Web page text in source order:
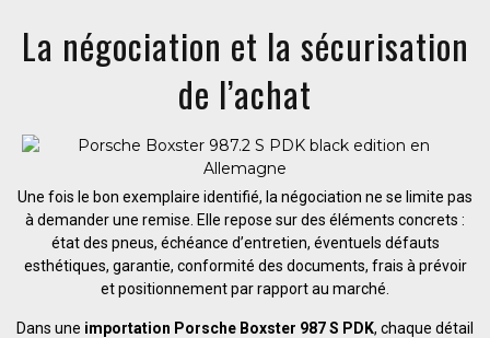
La négociation et la sécurisation
de l’achat
Une fois le bon exemplaire identifié, la négociation ne se limite pas
à demander une remise. Elle repose sur des éléments concrets :
état des pneus, échéance d’entretien, éventuels défauts
esthétiques, garantie, conformité des documents, frais à prévoir
et positionnement par rapport au marché.
Dans une importation Porsche Boxster 987 S PDK, chaque détail